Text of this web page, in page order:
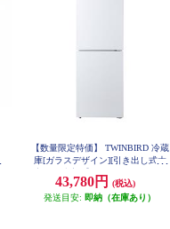
【数量限定特価】 TWINBIRD 冷蔵
庫[ガラスデザイン][引き出し式大
ホワイト】★大型配送対象商品 H
R-E923W
43,780円
(税込)
発送目安: 即納（在庫あり）